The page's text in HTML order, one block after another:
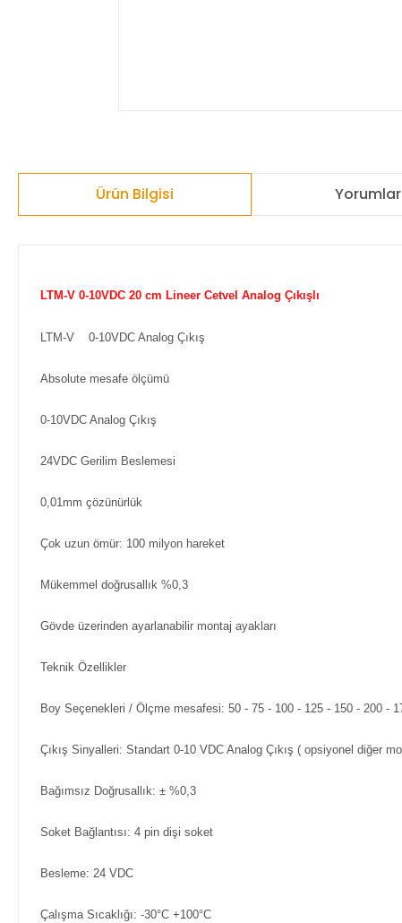
Ürün Bilgisi Yorumlar
LTM-V 0-10VDC 20 cm Lineer Cetvel Analog Çıkışlı
LTM-V 0-10VDC Analog Çıkış
Absolute mesafe ölçümü
0-10VDC Analog Çıkış
24VDC Gerilim Beslemesi
0,01mm çözünürlük
Çok uzun ömür: 100 milyon hareket
Mükemmel doğrusallık %0,3
Gövde üzerinden ayarlanabilir montaj ayakları
Teknik Özellikler
Boy Seçenekleri / Ölçme mesafesi: 50 - 75 - 100 - 125 - 150 - 200 -
Çıkış Sinyalleri: Standart 0-10 VDC Analog Çıkış ( opsiyonel diğer
Bağımsız Doğrusallık: ± %0,3
Soket Bağlantısı: 4 pin dişi soket
Besleme: 24 VDC
Çalışma Sıcaklığı: -30°C +100°C